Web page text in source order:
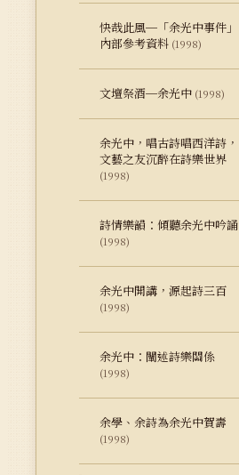
快哉此風─「余光中事件」
內部參考資料 (1998)
文壇祭酒─余光中 (1998)
余光中，唱古詩唱西洋詩，
文藝之友沉醉在詩樂世界
(1998)
詩情樂韻：傾聽余光中吟誦
(1998)
余光中開講，源起詩三百
(1998)
余光中：闡述詩樂關係
(1998)
余學、余詩為余光中賀壽
(1998)